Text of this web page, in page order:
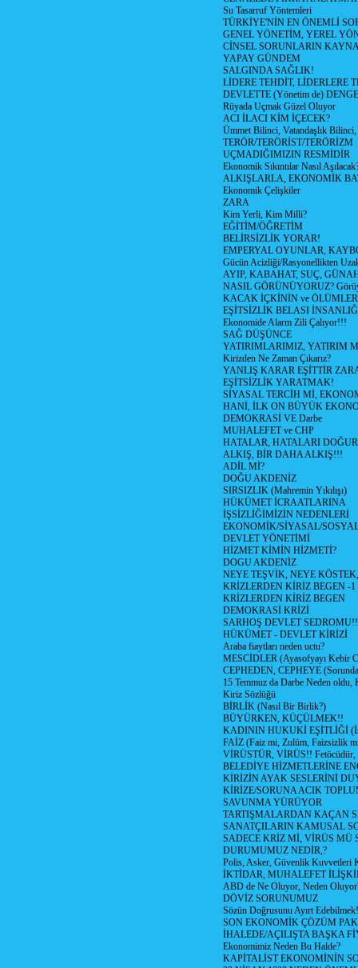
Su Tasarruf Yöntemleri
TÜRKİYE'NİN EN ÖNEMLİ
GENEL YÖNETİM, YEREL
CİNSEL SORUNLARIN
YAPAY GÜNDEM
SALGINDA SAĞLIK!
LİDERE TEHDİT, LİDERLERE
DEVLETTE (Yönetim de)
Rüyada Uçmak Güzel Oluyor
ACI İLACI KİM İÇECEK?
Ümmet Bilinci, Vatandaşlık
TERÖR/TERÖRİST/TERÖRİZM
UÇMADIĞIMIZIN RESMİDİR
Ekonomik Sıkıntılar Nasıl
ALKIŞLARLA, EKONOMİK
Ekonomik Çelişkiler
ZARA
Kim Yerli, Kim Milli?
EĞİTİM/ÖĞRETİM
BELİRSİZLİK YORAR!
EMPERYAL OYUNLAR,
Gücün Acizliği/Rasyonellikten
AYIP, KABAHAT, SUÇ,
NASIL GÖRÜNÜYORUZ?
KACAK İÇKİNİN ve
EŞİTSİZLİK BELASI
Ekonomide Alarm Zili Çalıyor!!!
SAĞ DÜŞÜNCE
YATIRIMLARIMIZ, YATIRIM
Kirizden Ne Zaman Çıkarız?
YANLIŞ KARAR EŞİTTİR
EŞİTSİZLİK YARATMAK!
SİYASAL TERCİH Mİ,
HANİ, İLK ON BÜYÜK
DEMOKRASİ VE Darbe
MUHALEFET ve CHP
HATALAR, HATALARI
ALKIŞ, BİR DAHA ALKIŞ!!!
ADİL Mİ?
DOĞU AKDENİZ
SIRSIZLIK (Mahremin Yıkılışı)
HÜKÜMET İCRAATLARINA
İŞSİZLİĞİMİZİN NEDENLERİ
EKONOMİK/SİYASAL/
DEVLET YÖNETİMİ
HİZMET KİMİN HİZMETİ?
DOGU AKDENİZ
NEYE TEŞVİK, NEYE
KRİZLERDEN KİRİZ BEGEN -1
KRİZLERDEN KİRİZ BEGEN
DEMOKRASİ KRİZİ
SARHOŞ DEVLET SEDROMU!!
HÜKÜMET - DEVLET KİRİZİ
Araba fiaytları neden uctu?
MESCİDLER (Ayasofyayı Kebir
CEPHEDEN, CEPHEYE
15 Temmuz da Darbe Neden oldu,
Kiriz Sözlüğü
BİRLİK (Nasıl Bir Birlik?)
BÜYÜRKEN, KÜÇÜLMEK!!
KADININ HUKUKİ EŞİTLİĞİ
FAİZ (Faiz mi, Zulüm, Faizsizlik
VİRÜSTÜR, VİRÜS!! Fetöcüdür,
BELEDİYE HİZMETLERİNE
KİRİZİN AYAK SESLERİNİ
KİRİZE/SORUNA ACIK
SAVUNMA YÜRÜYOR
TARTIŞMALARDAN KAÇAN
SANATÇILARIN KAMUSAL
SADECE KRİZ Mİ, VİRÜS MÜ
DURUMUMUZ NEDİR,?
Polis, Asker, Güvenlik Kuvvetleri
İKTİDAR, MUHALEFET
ABD de Ne Oluyor, Neden
DÖVİZ SORUNUMUZ
Sözün Doğrusunu Ayırt Edebilmek!
SON EKONOMİK ÇÖZÜM
İHALEDE/AÇILIŞTA BAŞKA
Ekonomimiz Neden Bu Halde?
KAPİTALİST EKONOMİNİN